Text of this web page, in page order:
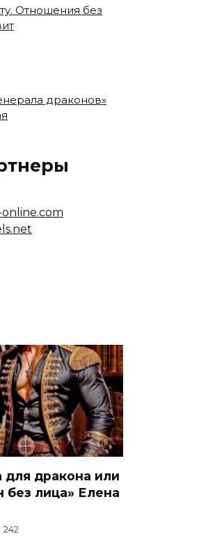
Отношения без
драконов»
для дракона или
без лица» Елена
242